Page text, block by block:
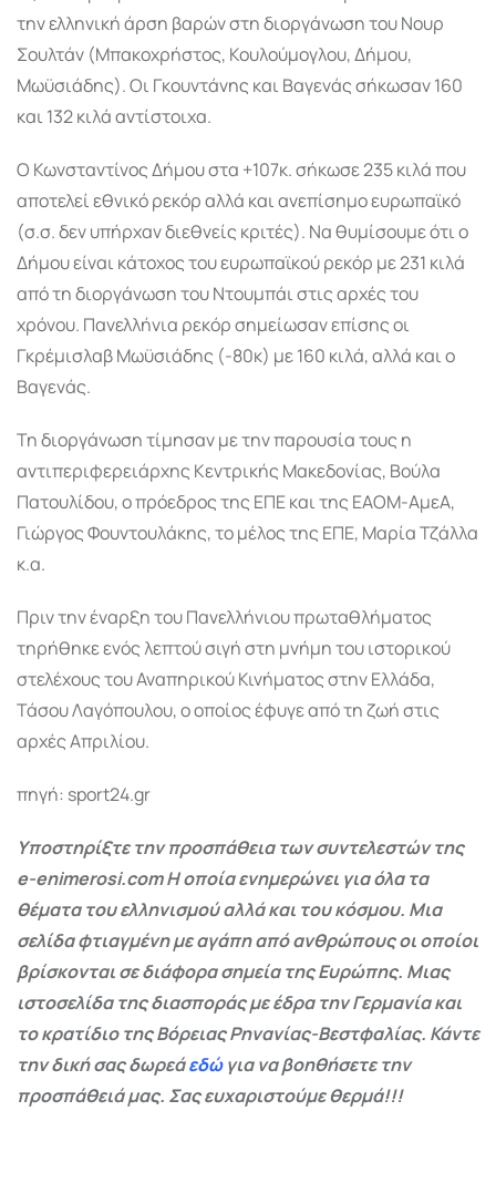
την ελληνική άρση βαρών στη διοργάνωση του Νουρ
Σουλτάν (Μπακοχρήστος, Κουλούμογλου, Δήμου,
Μωϋσιάδης). Οι Γκουντάνης και Βαγενάς σήκωσαν 160
και 132 κιλά αντίστοιχα.
Ο Κωνσταντίνος Δήμου στα +107κ. σήκωσε 235 κιλά που
αποτελεί εθνικό ρεκόρ αλλά και ανεπίσημο ευρωπαϊκό
(σ.σ. δεν υπήρχαν διεθνείς κριτές). Να θυμίσουμε ότι ο
Δήμου είναι κάτοχος του ευρωπαϊκού ρεκόρ με 231 κιλά
από τη διοργάνωση του Ντουμπάι στις αρχές του
χρόνου. Πανελλήνια ρεκόρ σημείωσαν επίσης οι
Γκρέμισλαβ Μωϋσιάδης (-80κ) με 160 κιλά, αλλά και ο
Βαγενάς.
Τη διοργάνωση τίμησαν με την παρουσία τους η
αντιπεριφερειάρχης Κεντρικής Μακεδονίας, Βούλα
Πατουλίδου, ο πρόεδρος της ΕΠΕ και της ΕΑΟΜ-ΑμεΑ,
Γιώργος Φουντουλάκης, το μέλος της ΕΠΕ, Μαρία Τζάλλα
κ.α.
Πριν την έναρξη του Πανελλήνιου πρωταθλήματος
τηρήθηκε ενός λεπτού σιγή στη μνήμη του ιστορικού
στελέχους του Αναπηρικού Κινήματος στην Ελλάδα,
Τάσου Λαγόπουλου, ο οποίος έφυγε από τη ζωή στις
αρχές Απριλίου.
πηγή: sport24.gr
Υποστηρίξτε την προσπάθεια των συντελεστών της
e-enimerosi.com Η οποία ενημερώνει για όλα τα
θέματα του ελληνισμού αλλά και του κόσμου. Μια
σελίδα φτιαγμένη με αγάπη από ανθρώπους οι οποίοι
βρίσκονται σε διάφορα σημεία της Ευρώπης. Μιας
ιστοσελίδα της διασποράς με έδρα την Γερμανία και
το κρατίδιο της Βόρειας Ρηνανίας-Βεστφαλίας. Κάντε
την δική σας δωρεάεδώγια να βοηθήσετε την
προσπάθειά μας. Σας ευχαριστούμε θερμά!!!